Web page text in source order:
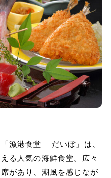
漁港食堂 だいぼ」は、
る人気の海鮮食堂。広々
があり、潮風を感じなが